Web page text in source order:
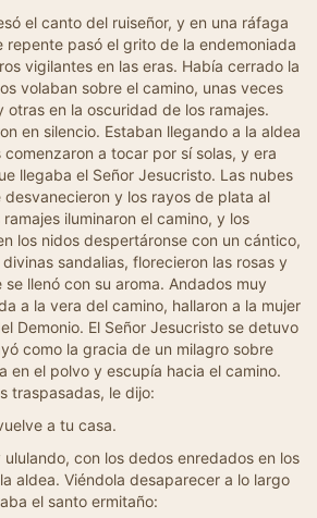
el canto del ruiseñor, y en una ráfaga
repente pasó el grito de la endemoniada
vigilantes en las eras. Había cerrado la
volaban sobre el camino, unas veces
otras en la oscuridad de los ramajes.
en silencio. Estaban llegando a la aldea
a tocar por sí solas, y era
llegaba el Señor Jesucristo. Las nubes
y los rayos de plata al
iluminaron el camino, y los
los nidos despertáronse con un cántico,
sandalias, florecieron las rosas y
llenó con su aroma. Andados muy
a la vera del camino, hallaron a la mujer
Demonio. El Señor Jesucristo se detuvo
como la gracia de un milagro sobre
en el polvo y escupía hacia el camino.
traspasadas, le dijo:
a tu casa.
con los dedos enredados en los
aldea. Viéndola desaparecer a lo largo
el santo ermitaño: